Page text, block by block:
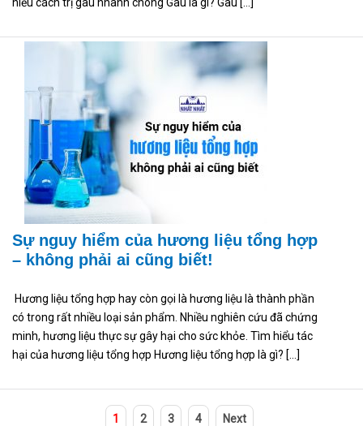
Sự nguy hiểm của hương liệu tổng hợp
– không phải ai cũng biết!
Hương liệu tổng hợp hay còn gọi là hương liệu là thành phần
có trong rất nhiều loại sản phẩm. Nhiều nghiên cứu đã chứng
minh, hương liệu thực sự gây hại cho sức khỏe. Tìm hiểu tác
hại của hương liệu tổng hợp Hương liệu tổng hợp là gì? […]
1 2 3 4 Next